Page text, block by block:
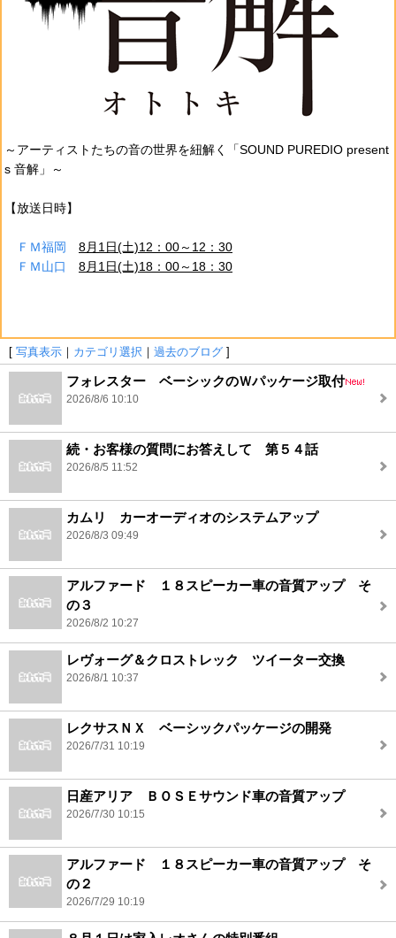
～アーティストたちの音の世界を紐解く「SOUND PUREDIO present
s 音解」～
【放送日時】
ＦＭ福岡
8月1日(土)12：00～12：30
ＦＭ山口
8月1日(土)18：00～18：30
[ 写真表示 ｜ カテゴリ選択 ｜ 過去のブログ ]
フォレスター ベーシックのＷパッケージ取付
2026/8/6 10:10
続・お客様の質問にお答えして 第５４話
2026/8/5 11:52
カムリ カーオーディオのシステムアップ
2026/8/3 09:49
アルファード １８スピーカー車の音質アップ そ
の３
2026/8/2 10:27
レヴォーグ＆クロストレック ツイーター交換
2026/8/1 10:37
レクサスＮＸ ベーシックパッケージの開発
2026/7/31 10:19
日産アリア ＢＯＳＥサウンド車の音質アップ
2026/7/30 10:15
アルファード １８スピーカー車の音質アップ そ
の２
2026/7/29 10:19